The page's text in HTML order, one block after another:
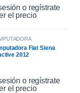
o regístrate
el precio
Fiat Siena
2012
o regístrate
el precio